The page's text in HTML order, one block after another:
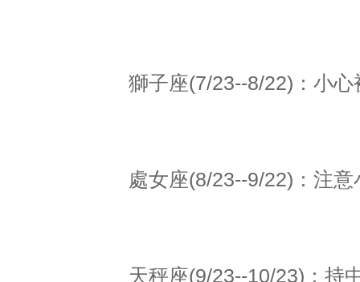
獅子座(7/23--8/22)：小
處女座(8/23--9/22)：注
天秤座(9/23--10/23)：持